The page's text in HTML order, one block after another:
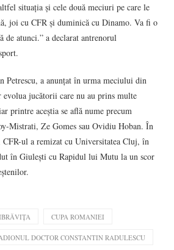
situația și cele două meciuri pe care le
joi cu CFR și duminică cu Dinamo. Va fi o
de atunci.” a declarat antrenorul
Petrescu, a anunțat în urma meciului din
evolua jucătorii care nu au prins multe
printre aceștia se află nume precum
Mistrati, Ze Gomes sau Ovidiu Hoban. În
CFR-ul a remizat cu Universitatea Cluj, în
în Giulești cu Rapidul lui Mutu la un scor
CUPA ROMANIEI
DOCTOR CONSTANTIN RADULESCU